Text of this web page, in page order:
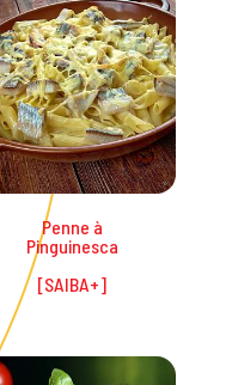
Penne à
Pinguinesca